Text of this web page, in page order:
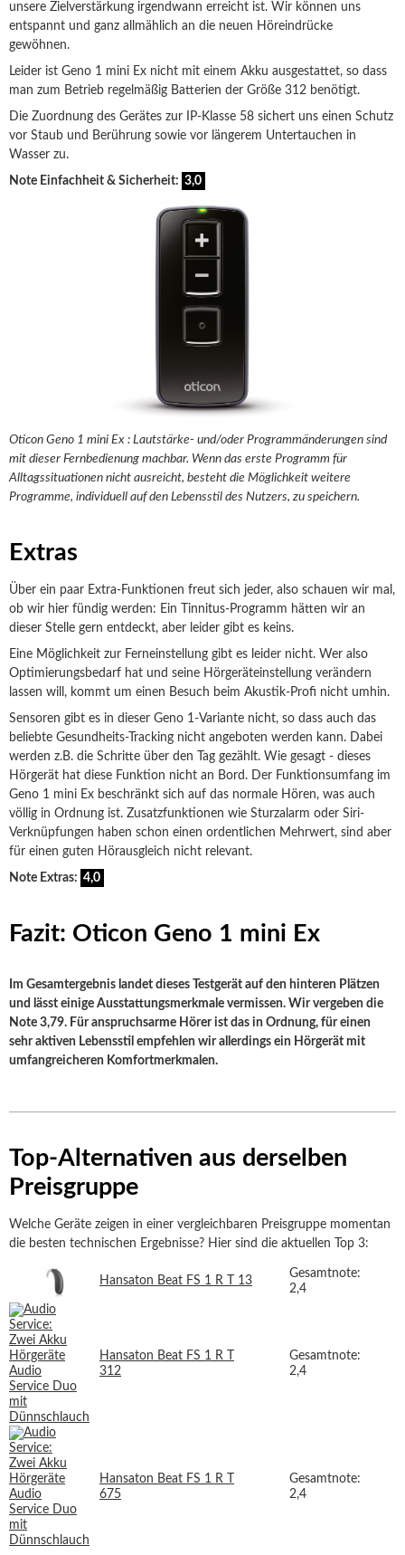
unsere Zielverstärkung irgendwann erreicht ist. Wir können uns
entspannt und ganz allmählich an die neuen Höreindrücke
gewöhnen.
Leider ist Geno 1 mini Ex nicht mit einem Akku ausgestattet, so dass
man zum Betrieb regelmäßig Batterien der Größe 312 benötigt.
Die Zuordnung des Gerätes zur IP-Klasse 58 sichert uns einen Schutz
vor Staub und Berührung sowie vor längerem Untertauchen in
Wasser zu.
Note Einfachheit & Sicherheit: 3,0
Oticon Geno 1 mini Ex : Lautstärke- und/oder Programmänderungen sind
mit dieser Fernbedienung machbar. Wenn das erste Programm für
Alltagssituationen nicht ausreicht, besteht die Möglichkeit weitere
Programme, individuell auf den Lebensstil des Nutzers, zu speichern.
Extras
Über ein paar Extra-Funktionen freut sich jeder, also schauen wir mal,
ob wir hier fündig werden: Ein Tinnitus-Programm hätten wir an
dieser Stelle gern entdeckt, aber leider gibt es keins.
Eine Möglichkeit zur Ferneinstellung gibt es leider nicht. Wer also
Optimierungsbedarf hat und seine Hörgeräteinstellung verändern
lassen will, kommt um einen Besuch beim Akustik-Profi nicht umhin.
Sensoren gibt es in dieser Geno 1-Variante nicht, so dass auch das
beliebte Gesundheits-Tracking nicht angeboten werden kann. Dabei
werden z.B. die Schritte über den Tag gezählt. Wie gesagt - dieses
Hörgerät hat diese Funktion nicht an Bord. Der Funktionsumfang im
Geno 1 mini Ex beschränkt sich auf das normale Hören, was auch
völlig in Ordnung ist. Zusatzfunktionen wie Sturzalarm oder Siri-
Verknüpfungen haben schon einen ordentlichen Mehrwert, sind aber
für einen guten Hörausgleich nicht relevant.
Note Extras: 4,0
Fazit: Oticon Geno 1 mini Ex
Im Gesamtergebnis landet dieses Testgerät auf den hinteren Plätzen
und lässt einige Ausstattungsmerkmale vermissen. Wir vergeben die
Note 3,79. Für anspruchsarme Hörer ist das in Ordnung, für einen
sehr aktiven Lebensstil empfehlen wir allerdings ein Hörgerät mit
umfangreicheren Komfortmerkmalen.
Top-Alternativen aus derselben
Preisgruppe
Welche Geräte zeigen in einer vergleichbaren Preisgruppe momentan
die besten technischen Ergebnisse? Hier sind die aktuellen Top 3:
Hansaton Beat FS 1 R T 13
Gesamtnote:
2,4
Hansaton Beat FS 1 R T
312
Gesamtnote:
2,4
Hansaton Beat FS 1 R T
675
Gesamtnote:
2,4